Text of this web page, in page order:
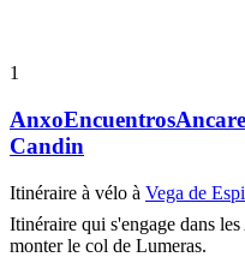
1
Candin
Itinéraire à vélo à Vega de
Itinéraire qui s'engage dans
monter le col de Lumeras.